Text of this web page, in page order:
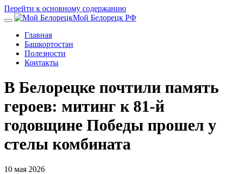
Перейти к основному содержанию
Мой Белорецк РФ
Главная
Башкортостан
Полезности
Контакты
В Белорецке почтили память
героев: митинг к 81-й
годовщине Победы прошел у
стелы комбината
10 мая 2026